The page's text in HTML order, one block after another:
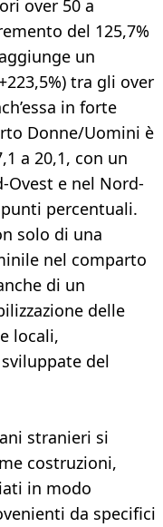
over 50 a
del 125,7%
un
tra gli over
in forte
Donne/Uomini è
a 20,1, con un
e nel Nord-
percentuali.
solo di una
nel comparto
di un
delle
locali,
del
stranieri si
costruzioni,
in modo
da specifici